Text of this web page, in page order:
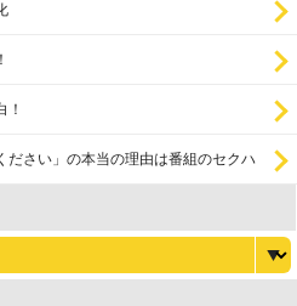
！
ださい」の本当の理由は番組のセクハ